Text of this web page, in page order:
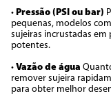
• Pressão (PSI ou bar)
pequenas, modelos
sujeiras incrustadas
potentes.
• Vazão de água
remover sujeira
para obter melhor